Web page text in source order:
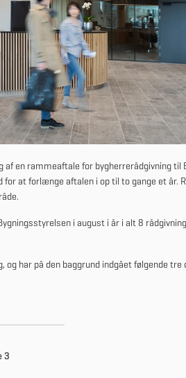
en rammeaftale for bygherrerådgivning til
at forlænge aftalen i op til to gange et år.
i august i år i alt 8
har på den baggrund indgået følgende
3